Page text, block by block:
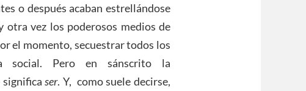
o después acaban estrellándose
otra vez los poderosos medios de
el momento, secuestrar todos los
social. Pero en sánscrito la
significaser. Y, como suele decirse,